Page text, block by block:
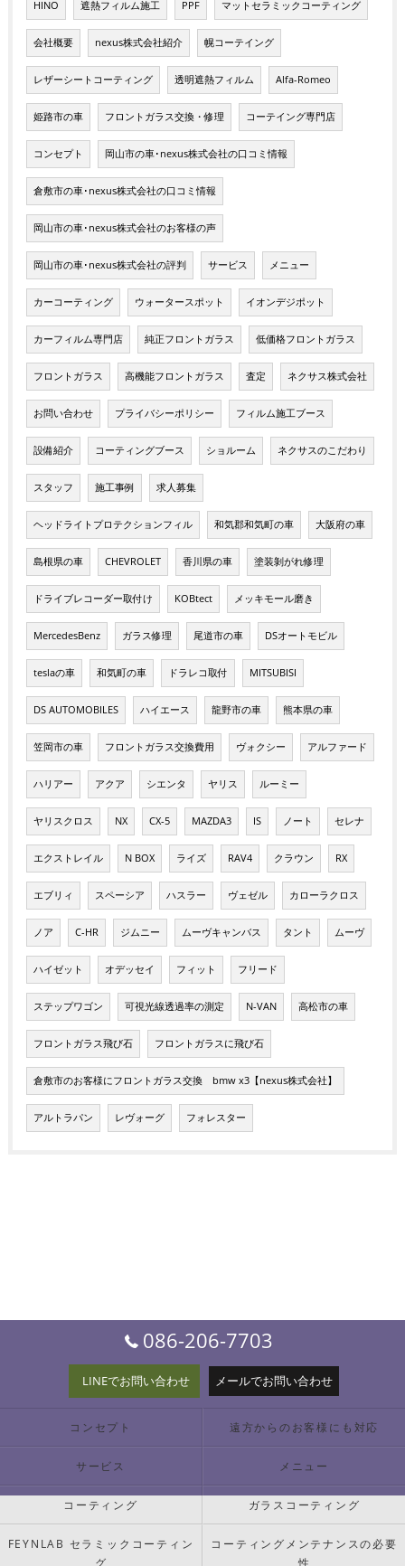
HINO 遮熱フィルム施工 PPF マットセラミックコーティング
会社概要 nexus株式会社紹介 幌コーテイング
レザーシートコーティング 透明遮熱フィルム Alfa-Romeo
姫路市の車 フロントガラス交換・修理 コーテイング専門店
コンセプト 岡山市の車･nexus株式会社の口コミ情報
倉敷市の車･nexus株式会社の口コミ情報
岡山市の車･nexus株式会社のお客様の声
岡山市の車･nexus株式会社の評判 サービス メニュー
カーコーティング ウォータースポット イオンデジポット
カーフィルム専門店 純正フロントガラス 低価格フロントガラス
フロントガラス 高機能フロントガラス 査定 ネクサス株式会社
お問い合わせ プライバシーポリシー フィルム施工ブース
設備紹介 コーティングブース ショルーム ネクサスのこだわり
スタッフ 施工事例 求人募集
ヘッドライトプロテクションフィル 和気郡和気町の車 大阪府の車
島根県の車 CHEVROLET 香川県の車 塗装剝がれ修理
ドライブレコーダー取付け KOBtect メッキモール磨き
MercedesBenz ガラス修理 尾道市の車 DSオートモビル
teslaの車 和気町の車 ドラレコ取付 MITSUBISI
DS AUTOMOBILES ハイエース 龍野市の車 熊本県の車
笠岡市の車 フロントガラス交換費用 ヴォクシー アルファード
ハリアー アクア シエンタ ヤリス ルーミー
ヤリスクロス NX CX-5 MAZDA3 IS ノート セレナ
エクストレイル N BOX ライズ RAV4 クラウン RX
エブリィ スペーシア ハスラー ヴェゼル カローラクロス
ノア C-HR ジムニー ムーヴキャンバス タント ムーヴ
ハイゼット オデッセイ フィット フリード
ステップワゴン 可視光線透過率の測定 N-VAN 高松市の車
フロントガラス飛び石 フロントガラスに飛び石
倉敷市のお客様にフロントガラス交換 bmw x3【nexus株式会社】
アルトラパン レヴォーグ フォレスター
086-206-7703
LINEでお問い合わせ メールでお問い合わせ
コンセプト 遠方からのお客様にも対応
サービス メニュー
コーティング ガラスコーティング
FEYNLAB セラミックコーティン
グ
コーティングメンテナンスの必要
性